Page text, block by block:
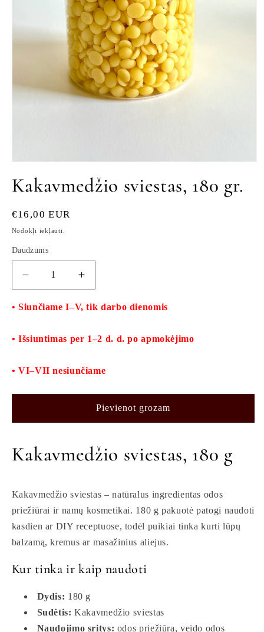
1
modālajā
Kakavmedžio sviestas, 180 gr.
Parastā
cena
€16,00 EUR
Nodokļi iekļauti.
Daudzums
Samazināt
Kakavmedžio
sviestas,
gr.
daudzumu
Palielināt
Kakavmedžio
sviestas,
daudzumu
• Siunčiame I–V, tik darbo dienomis
• Išsiuntimas per 1–2 d. d. po apmokėjimo
• VI–VII nesiunčiame
Pievienot grozam
Kakavmedžio sviestas, 180 g
Kakavmedžio sviestas – natūralus ingredientas odos
priežiūrai ir namų kosmetikai. 180 g pakuotė patogi naudoti
kasdien ar DIY receptuose, todėl puikiai tinka kurti lūpų
balzamą, kremus ar masažinius aliejus.
Kur tinka ir kaip naudoti
Dydis: 180 g
Sudėtis: Kakavmedžio sviestas
Naudojimo sritys: odos priežiūra, veido odos